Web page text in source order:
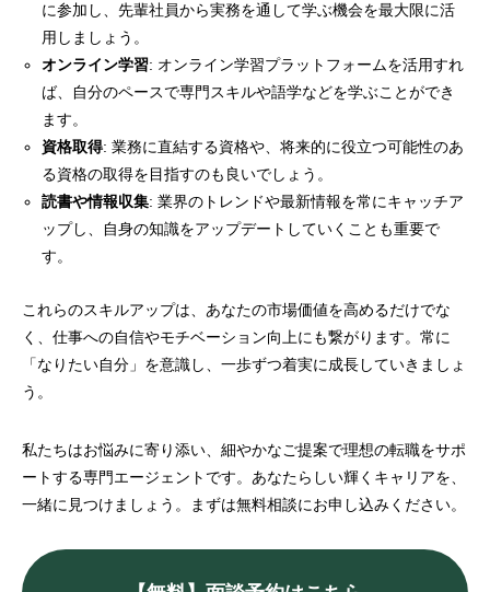
に参加し、先輩社員から実務を通して学ぶ機会を最大限に活
用しましょう。
オンライン学習: オンライン学習プラットフォームを活用すれ
ば、自分のペースで専門スキルや語学などを学ぶことができ
ます。
資格取得: 業務に直結する資格や、将来的に役立つ可能性のあ
る資格の取得を目指すのも良いでしょう。
読書や情報収集: 業界のトレンドや最新情報を常にキャッチア
ップし、自身の知識をアップデートしていくことも重要で
す。
これらのスキルアップは、あなたの市場価値を高めるだけでな
く、仕事への自信やモチベーション向上にも繋がります。常に
「なりたい自分」を意識し、一歩ずつ着実に成長していきましょ
う。
私たちはお悩みに寄り添い、細やかなご提案で理想の転職をサポ
ートする専門エージェントです。あなたらしい輝くキャリアを、
一緒に見つけましょう。まずは無料相談にお申し込みください。